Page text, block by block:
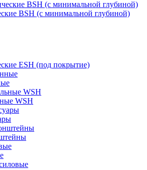
BSH (с минимальной глубиной)
ESH (под покрытие)
WSH